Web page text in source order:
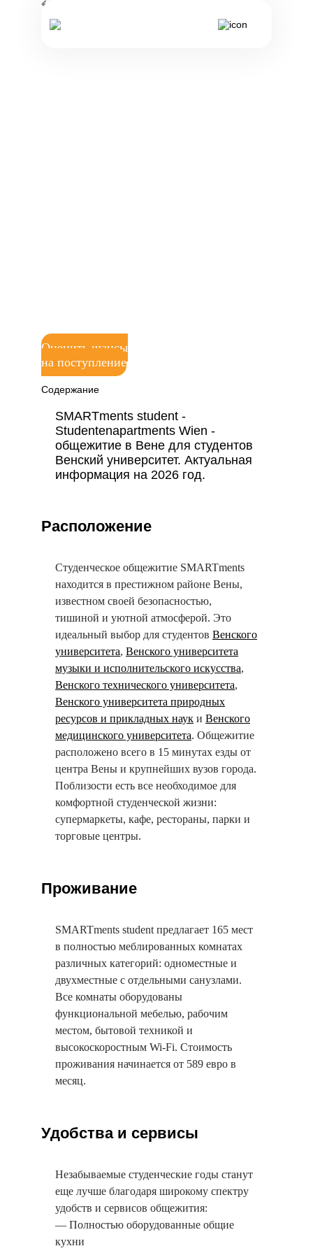
Общежития
Вене — SMARTments student
Оценить шансы
на поступление
Содержание
SMARTments student -
Studentenapartments Wien -
общежитие в Вене для студентов
Венский университет. Актуальная
информация на 2026 год.
Расположение
Студенческое общежитие SMARTments
находится в престижном районе Вены,
известном своей безопасностью,
тишиной и уютной атмосферой. Это
идеальный выбор для студентов Венского
университета, Венского университета
музыки и исполнительского искусства,
Венского технического университета,
Венского университета природных
ресурсов и прикладных наук и Венского
медицинского университета. Общежитие
расположено всего в 15 минутах езды от
центра Вены и крупнейших вузов города.
Поблизости есть все необходимое для
комфортной студенческой жизни:
супермаркеты, кафе, рестораны, парки и
торговые центры.
Проживание
SMARTments student предлагает 165 мест
в полностью меблированных комнатах
различных категорий: одноместные и
двухместные с отдельными санузлами.
Все комнаты оборудованы
функциональной мебелью, рабочим
местом, бытовой техникой и
высокоскоростным Wi-Fi. Стоимость
проживания начинается от 589 евро в
месяц.
Удобства и сервисы
Незабываемые студенческие годы станут
еще лучше благодаря широкому спектру
удобств и сервисов общежития:
— Полностью оборудованные общие
кухни